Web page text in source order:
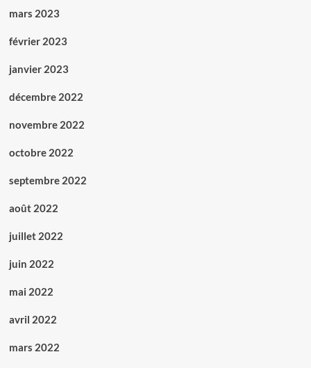
mars 2023
février 2023
janvier 2023
décembre 2022
novembre 2022
octobre 2022
septembre 2022
août 2022
juillet 2022
juin 2022
mai 2022
avril 2022
mars 2022